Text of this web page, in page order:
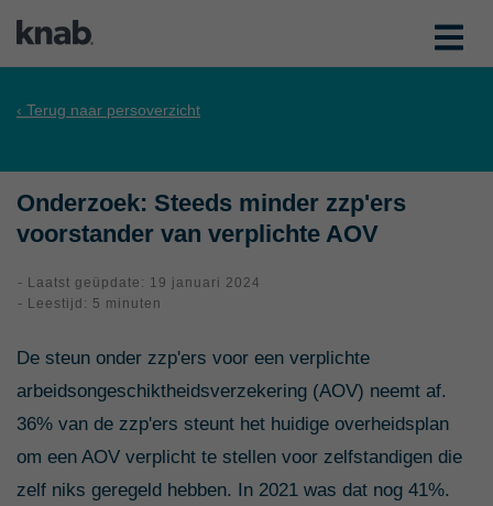
‹ Terug naar persoverzicht
Onderzoek: Steeds minder zzp'ers
voorstander van verplichte AOV
- Laatst geüpdate: 19 januari 2024
- Leestijd: 5 minuten
De steun onder zzp'ers voor een verplichte
arbeidsongeschiktheidsverzekering (AOV) neemt af.
36% van de zzp'ers steunt het huidige overheidsplan
om een AOV verplicht te stellen voor zelfstandigen die
zelf niks geregeld hebben. In 2021 was dat nog 41%.